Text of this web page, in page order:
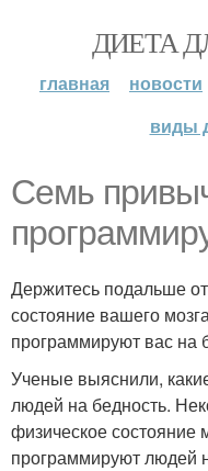
ДИЕТА
главная новости
виды
Семь
Держитесь подальше
состояние вашего
программируют вас на
Ученые выяснили,
людей на бедность.
физическое состояние
программируют людей